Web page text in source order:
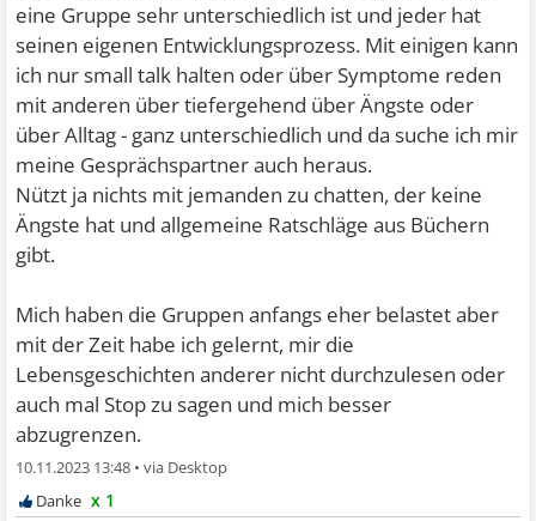
eine Gruppe sehr unterschiedlich ist und jeder hat
seinen eigenen Entwicklungsprozess. Mit einigen kann
ich nur small talk halten oder über Symptome reden
mit anderen über tiefergehend über Ängste oder
über Alltag - ganz unterschiedlich und da suche ich mir
meine Gesprächspartner auch heraus.
Nützt ja nichts mit jemanden zu chatten, der keine
Ängste hat und allgemeine Ratschläge aus Büchern
gibt.
Mich haben die Gruppen anfangs eher belastet aber
mit der Zeit habe ich gelernt, mir die
Lebensgeschichten anderer nicht durchzulesen oder
auch mal Stop zu sagen und mich besser
abzugrenzen.
10.11.2023 13:48 •
x 1